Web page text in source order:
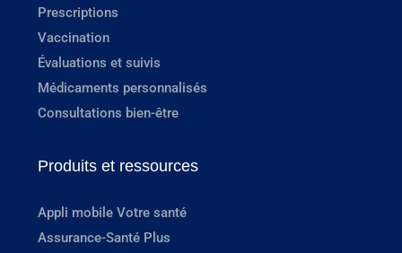
Prescriptions
Vaccination
Évaluations et suivis
Médicaments personnalisés
Consultations bien-être
Produits et ressources
Appli mobile Votre santé
Assurance-Santé Plus